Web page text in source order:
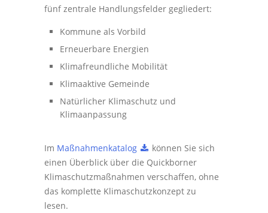
fünf zentrale Handlungsfelder gegliedert:
Kommune als Vorbild
Erneuerbare Energien
Klimafreundliche Mobilität
Klimaaktive Gemeinde
Natürlicher Klimaschutz und
Klimaanpassung
Im Maßnahmenkatalog
können Sie sich
einen Überblick über die Quickborner
Klimaschutzmaßnahmen verschaffen, ohne
das komplette Klimaschutzkonzept zu
lesen.